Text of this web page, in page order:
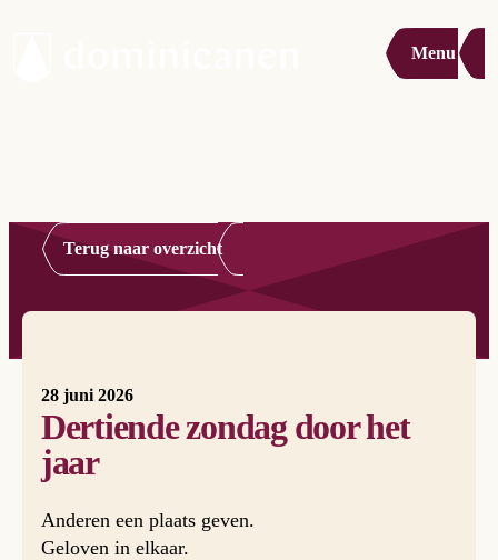
Menu
Terug naar overzicht
28 juni 2026
Dertiende zondag door het
jaar
Anderen een plaats geven.
Geloven in elkaar.